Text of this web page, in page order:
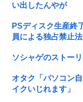
い出したんやが
PSディスク生産終
員による独占禁止
ソシャゲのストー
オタク「パソコン
イクいじれます」